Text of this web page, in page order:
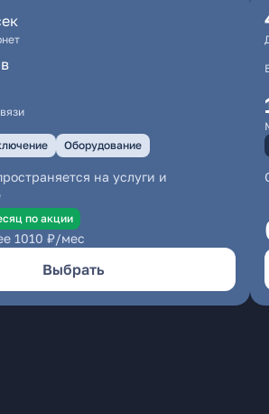
Оборудование
на услуги и
по акции
1010 ₽/мес
Выбрать